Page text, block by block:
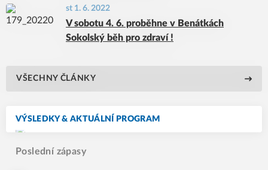
st 1. 6. 2022
V sobotu 4. 6. proběhne v Benátkách
Sokolský běh pro zdraví !
VŠECHNY ČLÁNKY
VÝSLEDKY & AKTUÁLNÍ PROGRAM
Poslední zápasy